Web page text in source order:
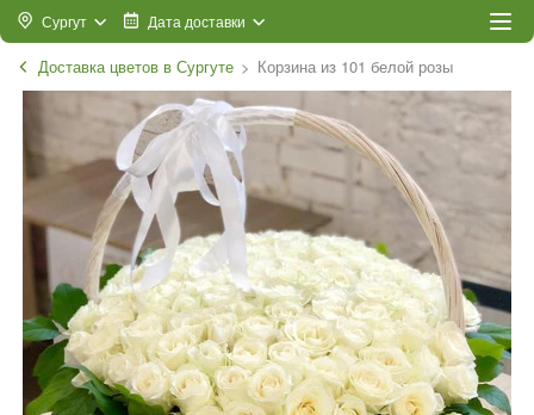
Сургут Дата доставки
Доставка цветов в Сургуте Корзина из 101 белой розы